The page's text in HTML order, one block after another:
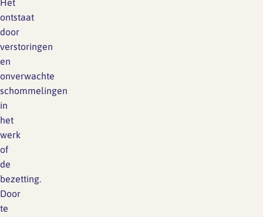
Het
ontstaat
door
verstoringen
en
onverwachte
schommelingen
in
het
werk
of
de
bezetting.
Door
te